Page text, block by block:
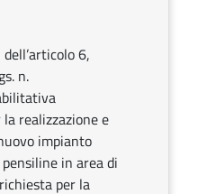
6,
n.
realizzazione e
impianto
in area di
per la